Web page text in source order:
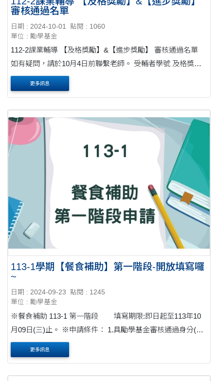
審核通過名單
日期 : 2024-10-01
點閱 : 1060
單位 : 勵學基金
112-2課業輔導 【及格獎勵】&【進步獎勵】 審核通過名單
如有疑問，請於10月4日前聯繫老師。 受輔者學號 及格獎勵
更多訊息
113-1學期【餐食補助】第一階段-開放填寫囉
~
日期 : 2024-09-23
點閱 : 1245
單位 : 勵學基金
※餐食補助 113-1 第一階段 填寫期限:即日起至113年10
月09日(三)止。 ※申請條件： 1.具勵學基金審核通過身分(如
學雜費減免、弱勢助學金、師長推薦) 【非勵學生無法領取
補助....
更多訊息